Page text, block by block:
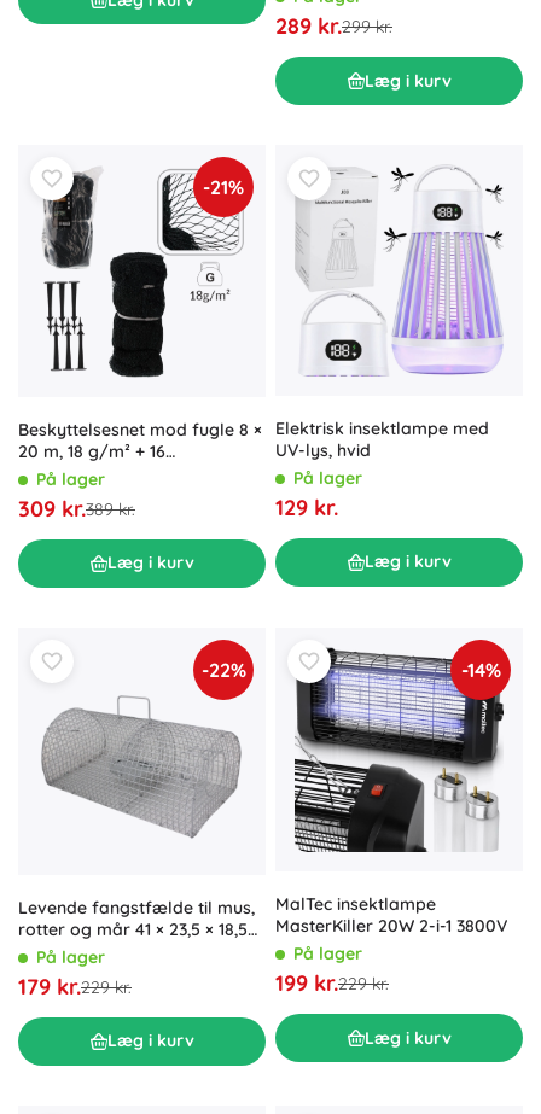
289 kr.299 kr.
Læg i kurv
-21%
Beskyttelsesnet mod fugle 8 ×
20 m, 18 g/m² + 16
plastpløkker
På lager
309 kr.389 kr.
Læg i kurv
Elektrisk insektlampe med
UV-lys, hvid
På lager
129 kr.
Læg i kurv
-22%
Levende fangstfælde til mus,
rotter og mår 41 × 23,5 × 18,5
cmPå lager
179 kr.229 kr.
Læg i kurv
-14%
MalTec insektlampe
MasterKiller 20W 2-i-1 3800V
På lager
199 kr.229 kr.
Læg i kurv